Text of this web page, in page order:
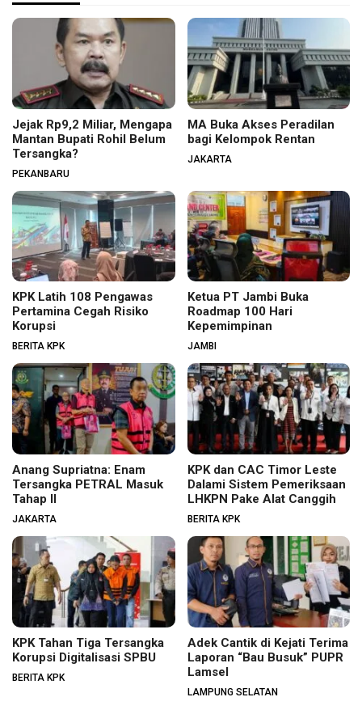
Jejak Rp9,2 Miliar, Mengapa
Mantan Bupati Rohil Belum
Tersangka?
PEKANBARU
MA Buka Akses Peradilan
bagi Kelompok Rentan
JAKARTA
KPK Latih 108 Pengawas
Pertamina Cegah Risiko
Korupsi
BERITA KPK
Ketua PT Jambi Buka
Roadmap 100 Hari
Kepemimpinan
JAMBI
Anang Supriatna: Enam
Tersangka PETRAL Masuk
Tahap II
JAKARTA
KPK dan CAC Timor Leste
Dalami Sistem Pemeriksaan
LHKPN Pake Alat Canggih
BERITA KPK
KPK Tahan Tiga Tersangka
Korupsi Digitalisasi SPBU
BERITA KPK
Adek Cantik di Kejati Terima
Laporan “Bau Busuk” PUPR
Lamsel
LAMPUNG SELATAN